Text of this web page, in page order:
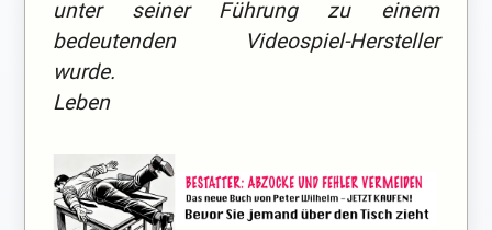
unter seiner Führung zu einem
bedeutenden Videospiel-Hersteller
wurde.
Leben